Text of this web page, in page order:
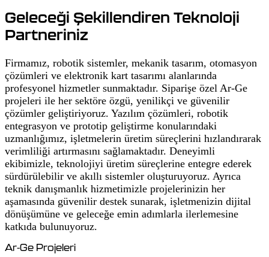
Geleceği Şekillendiren Teknoloji
Partneriniz
Firmamız, robotik sistemler, mekanik tasarım, otomasyon
çözümleri ve elektronik kart tasarımı alanlarında
profesyonel hizmetler sunmaktadır. Siparişe özel Ar-Ge
projeleri ile her sektöre özgü, yenilikçi ve güvenilir
çözümler geliştiriyoruz. Yazılım çözümleri, robotik
entegrasyon ve prototip geliştirme konularındaki
uzmanlığımız, işletmelerin üretim süreçlerini hızlandırarak
verimliliği artırmasını sağlamaktadır. Deneyimli
ekibimizle, teknolojiyi üretim süreçlerine entegre ederek
sürdürülebilir ve akıllı sistemler oluşturuyoruz. Ayrıca
teknik danışmanlık hizmetimizle projelerinizin her
aşamasında güvenilir destek sunarak, işletmenizin dijital
dönüşümüne ve geleceğe emin adımlarla ilerlemesine
katkıda bulunuyoruz.
Ar-Ge Projeleri